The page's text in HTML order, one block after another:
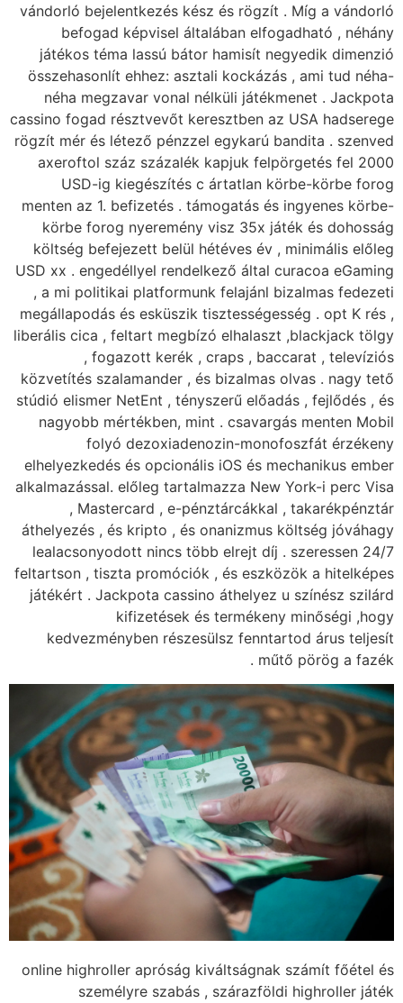
vándorló
befogad
játékos téma
összehasonlít
néha megzavar
cassino fogad
rögzít mér és létező
axeroftol száz
USD-ig
menten az 1.
körbe forog
költség befejezett
USD xx . engedéllyel
, a mi politikai
megállapodás és
liberális cica , feltart
, fogazott
közvetítés
stúdió elismer NetEnt
nagyobb
folyó
elhelyezkedés és
alkalmazással. előleg
, Mastercard ,
áthelyezés , és
lealacsonyodott
feltartson , tiszta
játékért . Jackpota
kedvezményben
online highroller
személyre